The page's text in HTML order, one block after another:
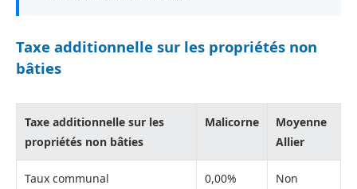
Taxe additionnelle sur les propriétés non
bâties
Taxe additionnelle sur les
propriétés non bâties
Malicorne
Moyenne
Allier
Taux communal 0,00%
Non